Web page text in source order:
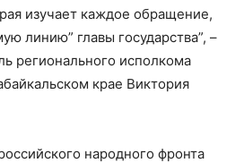
изучает каждое обращение,
линию” главы государства”, –
регионального исполкома
крае Виктория
народного фронта